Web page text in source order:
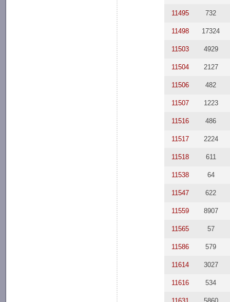
11495 732
11498 17324
11503 4929
11504 2127
11506 482
11507 1223
11516 486
11517 2224
11518 611
11538 64
11547 622
11559 8907
11565 57
11586 579
11614 3027
11616 534